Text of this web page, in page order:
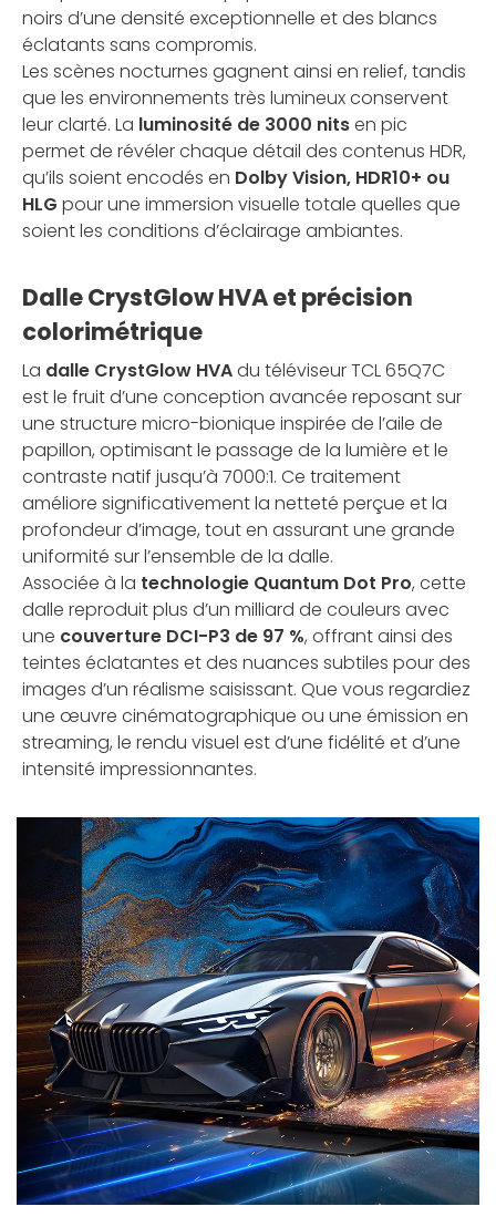
noirs d’une densité exceptionnelle et des blancs
éclatants sans compromis.
Les scènes nocturnes gagnent ainsi en relief, tandis
que les environnements très lumineux conservent
leur clarté. La luminosité de 3000 nitsen pic
permet de révéler chaque détail des contenus HDR,
qu’ils soient encodés en Dolby Vision, HDR10+ ou
HLG pour une immersion visuelle totale quelles que
soient les conditions d’éclairage ambiantes.
Dalle CrystGlow HVA et précision
colorimétrique
La dalle CrystGlow HVAdu téléviseur TCL 65Q7C
est le fruit d’une conception avancée reposant sur
une structure micro-bionique inspirée de l’aile de
papillon, optimisant le passage de la lumière et le
contraste natif jusqu’à 7000:1. Ce traitement
améliore significativement la netteté perçue et la
profondeur d’image, tout en assurant une grande
uniformité sur l’ensemble de la dalle.
Associée à la technologie Quantum Dot Pro, cette
dalle reproduit plus d’un milliard de couleurs avec
une couverture DCI-P3 de 97 %, offrant ainsi des
teintes éclatantes et des nuances subtiles pour des
images d’un réalisme saisissant. Que vous regardiez
une œuvre cinématographique ou une émission en
streaming, le rendu visuel est d’une fidélité et d’une
intensité impressionnantes.